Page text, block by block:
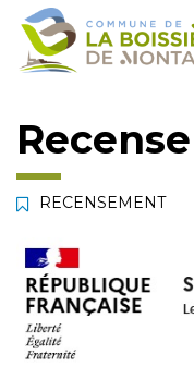
Gestion des traceurs
Aller
Aller
contenu
Aller
pied
RECENSEMENT